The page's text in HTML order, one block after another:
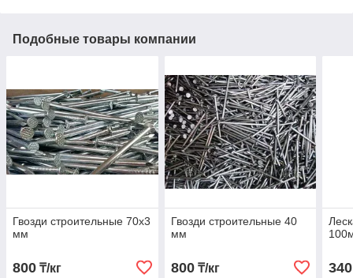
Подобные товары компании
Гвозди строительные 70х3
мм
800 ₸/кг
Гвозди строительные 40
мм
800₸/кг 340